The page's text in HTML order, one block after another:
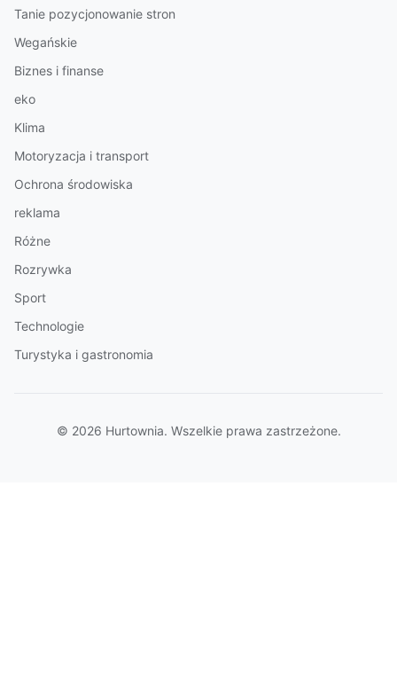
Tanie pozycjonowanie stron
Wegańskie
Biznes i finanse
eko
Klima
Motoryzacja i transport
Ochrona środowiska
reklama
Różne
Rozrywka
Sport
Technologie
Turystyka i gastronomia
© 2026 Hurtownia. Wszelkie prawa zastrzeżone.